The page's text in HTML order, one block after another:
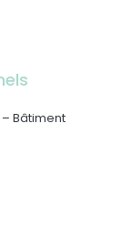
Bâtiment